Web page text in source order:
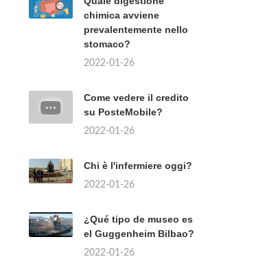
chimica avviene
prevalentemente nello
stomaco?
2022-01-26
Come vedere il credito
su PosteMobile?
2022-01-26
Chi è l'infermiere oggi?
2022-01-26
¿Qué tipo de museo es
el Guggenheim Bilbao?
2022-01-26